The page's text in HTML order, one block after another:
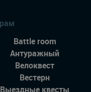
Battle room
Антуражный
Велоквест
Вестерн
Выездные квесты